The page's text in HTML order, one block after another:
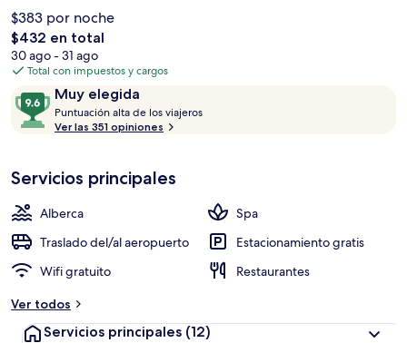
coctel frío. Este hotel de lujo también tiene su bar junto a la alberca,
su cancha de tenis al aire libre y su snack bar o deli. El personal
amable y la cercanía con la playa reciben muy buenas calificaciones
de otros visitantes.
$383 por noche
El
precio
total
de
$432
$432 en total
30 ago - 31 ago
Total con impuestos y cargos
OpinionesMuy elegida
9.6
de
10,
elegida
Puntuación alta de los viajeros
c
ó
t
a
Ver las 351 opiniones
Servicios principales
Alberca
Spa
Traslado del/al aeropuerto
Estacionamiento gratis
Wifi gratuito
Restaurantes
Ver todos
Servicios principales (12)